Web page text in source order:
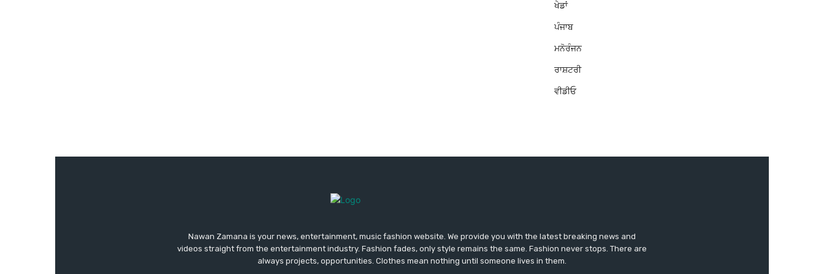
ਖੇਡਾਂ
ਪੰਜਾਬ
ਮਨੋਰੰਜਨ
ਰਾਸ਼ਟਰੀ
ਵੀਡੀਓ
Nawan Zamana is your news, entertainment, music fashion website. We provide you with the latest breaking news and
videos straight from the entertainment industry. Fashion fades, only style remains the same. Fashion never stops. There are
always projects, opportunities. Clothes mean nothing until someone lives in them.